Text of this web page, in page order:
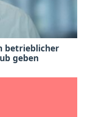
betrieblicher
geben